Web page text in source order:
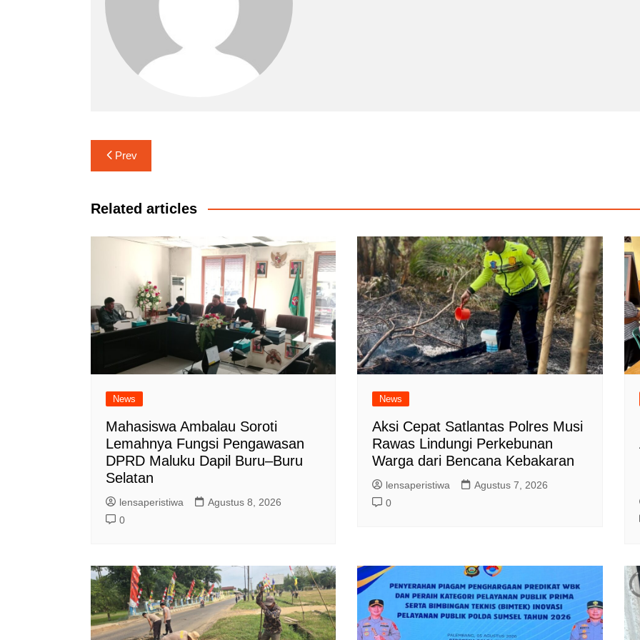
Navigasi
pos
Prev
Related articles
News
Mahasiswa Ambalau Soroti
Lemahnya Fungsi Pengawasan
DPRD Maluku Dapil Buru–Buru
Selatan
lensaperistiwa
Agustus 8, 2026
0
News
Aksi Cepat Satlantas Polres Musi
Rawas Lindungi Perkebunan
Warga dari Bencana Kebakaran
lensaperistiwa
Agustus 7, 2026
0